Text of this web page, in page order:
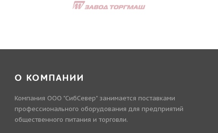
О КОМПАНИИ
Компания ООО "СибСевер" занимается поставками
профессионального оборудования для предприятий
общественного питания и торговли.